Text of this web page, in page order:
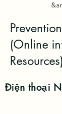
(Online
Resources)
Điện thoại